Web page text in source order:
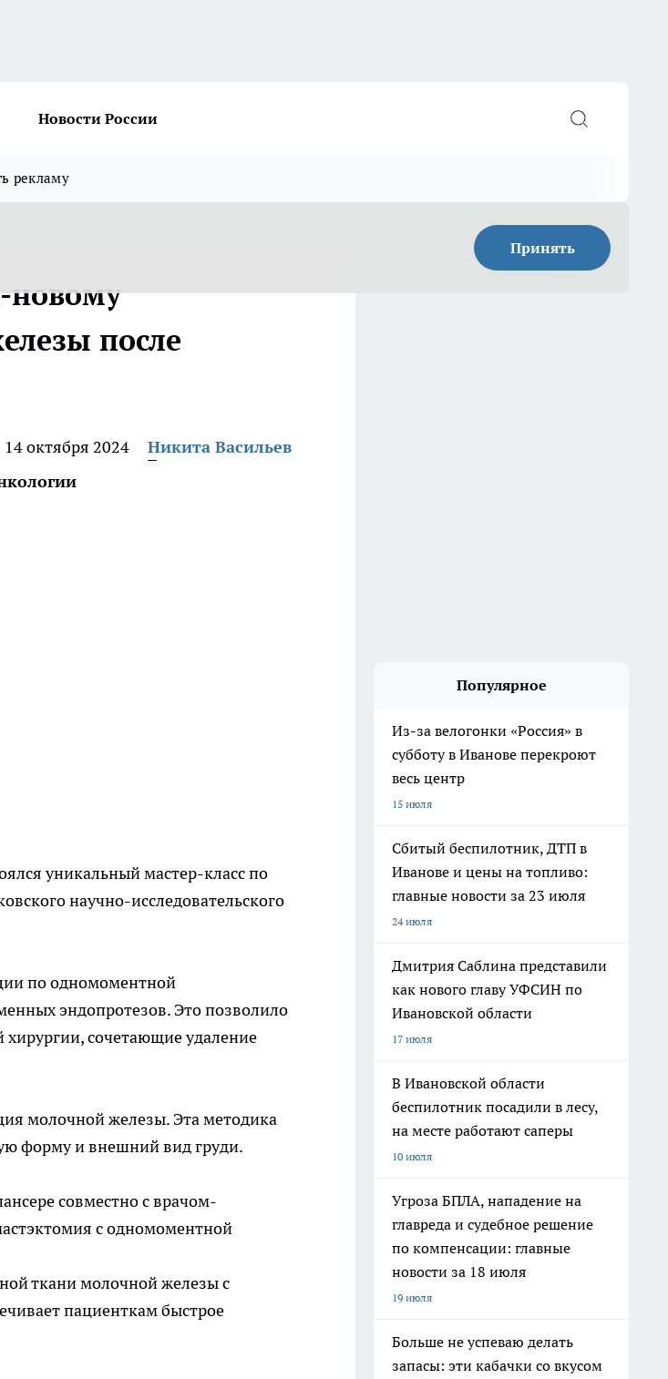
Новости России
рекламу
Принять
новому
после
14 октября 2024
Никита Васильев
уникальный мастер-класс по
научно-исследовательского
по одномоментной
эндопротезов. Это позволило
сочетающие удаление
молочной железы. Эта методика
форму и внешний вид груди.
совместно с врачом-
с одномоментной
ткани молочной железы с
пациенткам быстрое
Популярное
Из-за велогонки «Россия» в
субботу в Иванове перекроют
весь центр
15 июля
Сбитый беспилотник, ДТП в
Иванове и цены на топливо:
главные новости за 23 июля
24 июля
Дмитрия Саблина представили
как нового главу УФСИН по
Ивановской области
17 июля
В Ивановской области
беспилотник посадили в лесу,
на месте работают саперы
10 июля
Угроза БПЛА, нападение на
главреда и судебное решение
по компенсации: главные
новости за 18 июля
19 июля
Больше не успеваю делать
запасы: эти кабачки со вкусом